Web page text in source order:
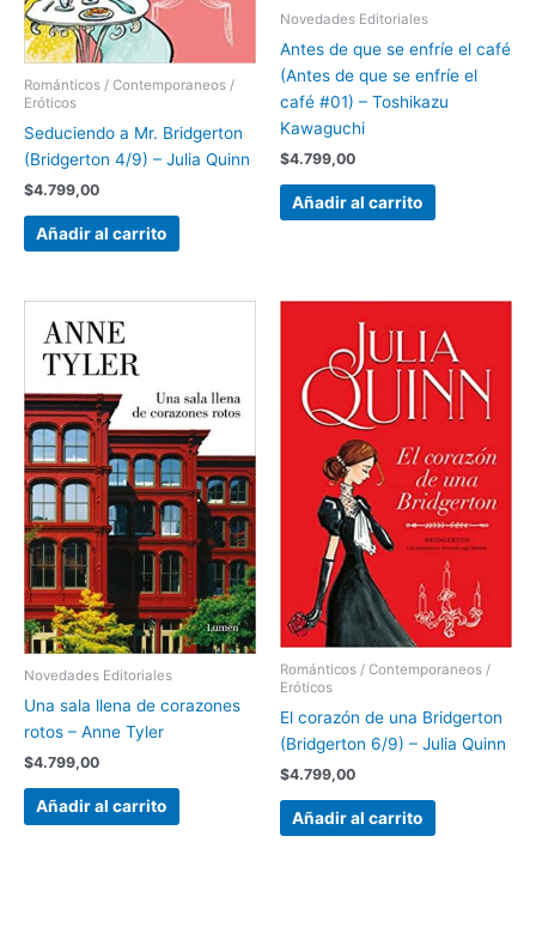
Románticos / Contemporaneos /
Eróticos
Seduciendo a Mr. Bridgerton
(Bridgerton 4/9) – Julia Quinn
$4.799,00
Añadir al carrito
Novedades Editoriales
Antes de que se enfríe el café
(Antes de que se enfríe el
café #01) – Toshikazu
Kawaguchi
$4.799,00
Añadir al carrito
Novedades Editoriales
Una sala llena de corazones
rotos – Anne Tyler
$4.799,00
Añadir al carrito
Románticos / Contemporaneos /
Eróticos
El corazón de una Bridgerton
(Bridgerton 6/9) – Julia Quinn
$4.799,00
Añadir al carrito